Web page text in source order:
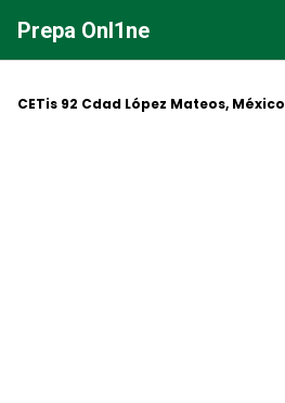
contenido
Prepa Onl1ne
CETis 92 Cdad López Mateos, México